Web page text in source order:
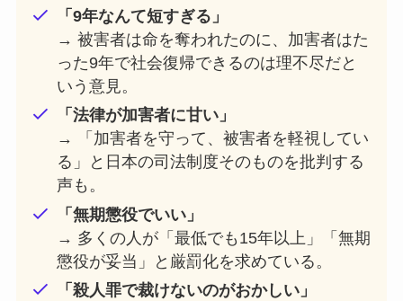
「9年なんて短すぎる」
→ 被害者は命を奪われたのに、加害者はた
った9年で社会復帰できるのは理不尽だと
いう意見。
「法律が加害者に甘い」
→ 「加害者を守って、被害者を軽視してい
る」と日本の司法制度そのものを批判する
声も。
「無期懲役でいい」
→ 多くの人が「最低でも15年以上」「無期
懲役が妥当」と厳罰化を求めている。
「殺人罪で裁けないのがおかしい」